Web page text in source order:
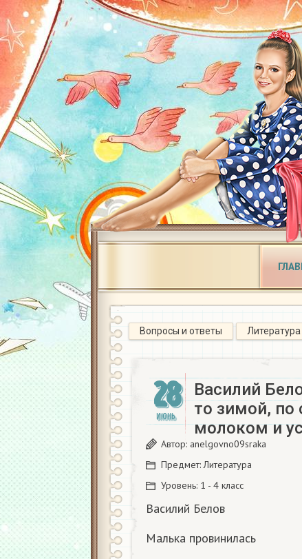
Вопросы и ответы Литература
28
ИЮНЬ
Василий
то зимой, по
молоком и
Автор: anelgovno09sraka
Предмет:Литература
Уровень: 1 - 4 класс
Василий Белов
Малька провинилась